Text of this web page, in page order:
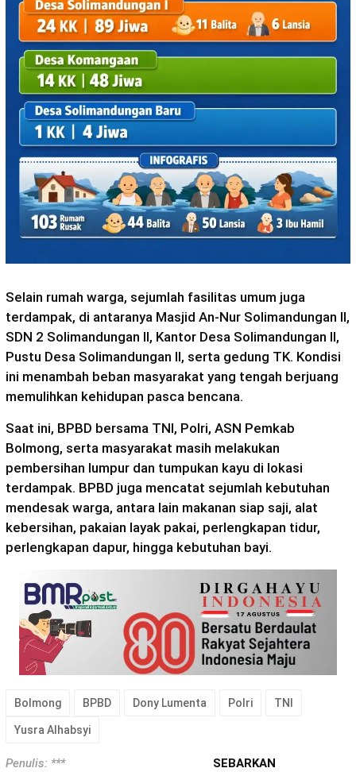
Selain rumah warga, sejumlah fasilitas umum juga
terdampak, di antaranya Masjid An-Nur Solimandungan II,
SDN 2 Solimandungan II, Kantor Desa Solimandungan II,
Pustu Desa Solimandungan II, serta gedung TK. Kondisi
ini menambah beban masyarakat yang tengah berjuang
memulihkan kehidupan pasca bencana.
Saat ini, BPBD bersama TNI, Polri, ASN Pemkab
Bolmong, serta masyarakat masih melakukan
pembersihan lumpur dan tumpukan kayu di lokasi
terdampak. BPBD juga mencatat sejumlah kebutuhan
mendesak warga, antara lain makanan siap saji, alat
kebersihan, pakaian layak pakai, perlengkapan tidur,
perlengkapan dapur, hingga kebutuhan bayi.
Bolmong BPBD Dony Lumenta Polri TNI
Yusra Alhabsyi
Penulis: *** SEBARKAN